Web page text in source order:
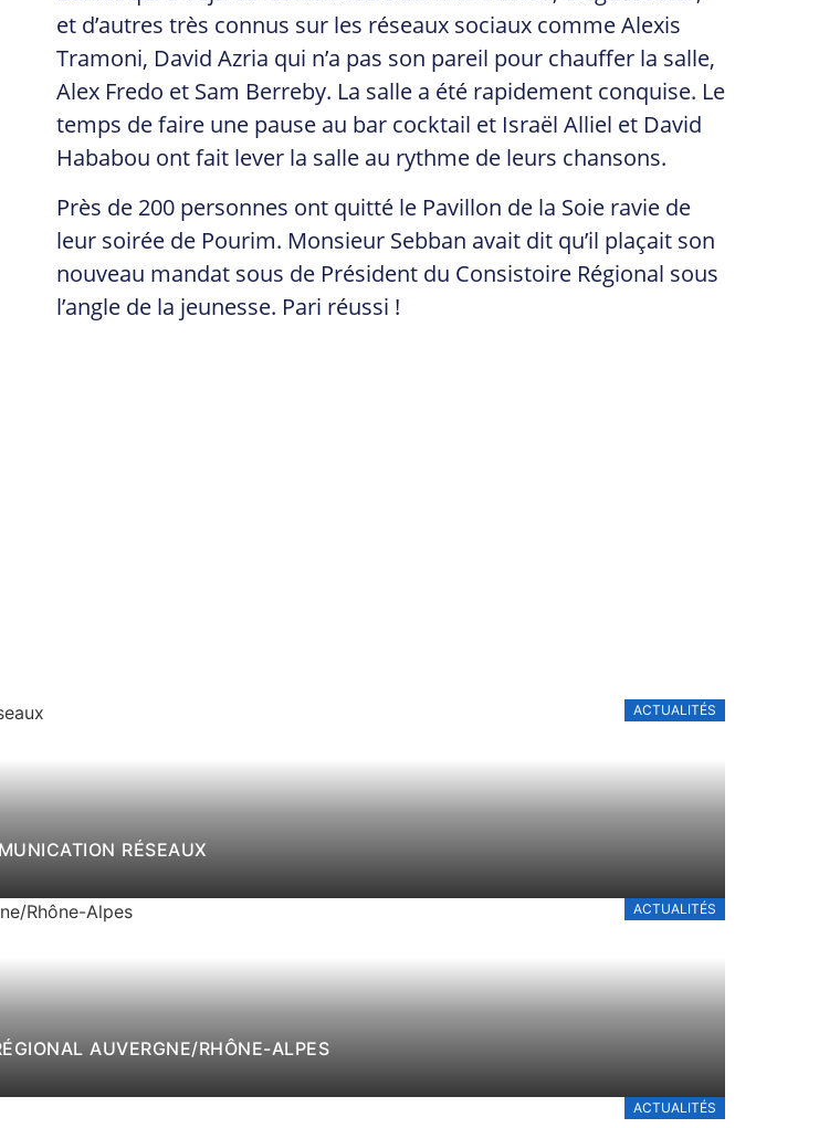
et d’autres très connus sur les réseaux sociaux comme Alexis
Tramoni, David Azria qui n’a pas son pareil pour chauffer la salle,
Alex Fredo et Sam Berreby. La salle a été rapidement conquise. Le
temps de faire une pause au bar cocktail et Israël Alliel et David
Hababou ont fait lever la salle au rythme de leurs chansons.
Près de 200 personnes ont quitté le Pavillon de la Soie ravie de
leur soirée de Pourim. Monsieur Sebban avait dit qu’il plaçait son
nouveau mandat sous de Président du Consistoire Régional sous
l’angle de la jeunesse. Pari réussi !
ACTUALITÉS
RÉSEAUX
ACTUALITÉS
AUVERGNE/RHÔNE-ALPES
ACTUALITÉS